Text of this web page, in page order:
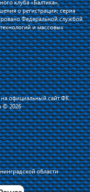
клуба «Балтика»,
о регистрации: серия
Федеральной службой
и массовых
официальный сайт ФК
© 2026
области